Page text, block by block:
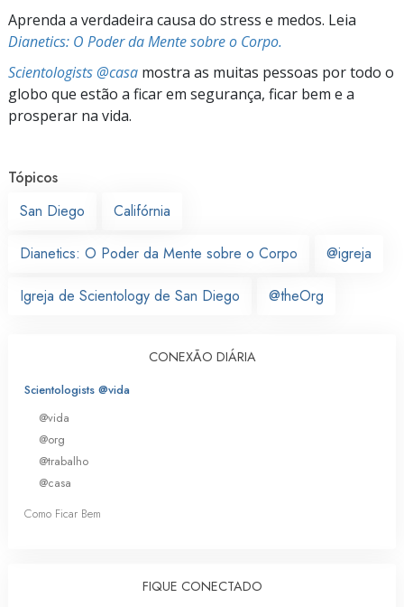
Aprenda a verdadeira causa do stress e medos. Leia
Dianetics: O Poder da Mente sobre o Corpo.
Scientologists @casa mostra as muitas pessoas por todo o
globo que estão a ficar em segurança, ficar bem e a
prosperar na vida.
Tópicos
San Diego
Califórnia
Dianetics: O Poder da Mente sobre o Corpo @igreja
Igreja de Scientology de San Diego @theOrg
CONEXÃO DIÁRIA
Scientologists @vida
@vida
@org
@trabalho
@casa
Como Ficar Bem
FIQUE CONECTADO